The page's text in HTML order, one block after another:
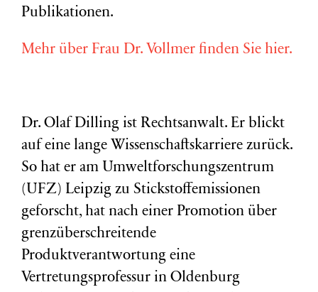
Publikationen.
Mehr über Frau Dr. Vollmer finden Sie hier.
Dr. Olaf Dilling ist Rechtsanwalt. Er blickt
auf eine lange Wissenschaftskarriere zurück.
So hat er am Umweltforschungszentrum
(UFZ) Leipzig zu Stickstoffemissionen
geforscht, hat nach einer Promotion über
grenzüberschreitende
Produktverantwortung eine
Vertretungsprofessur in Oldenburg